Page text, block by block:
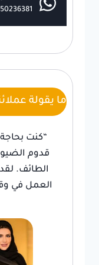
ما يقولة
“كنت
قدوم
الطائف.
العمل في